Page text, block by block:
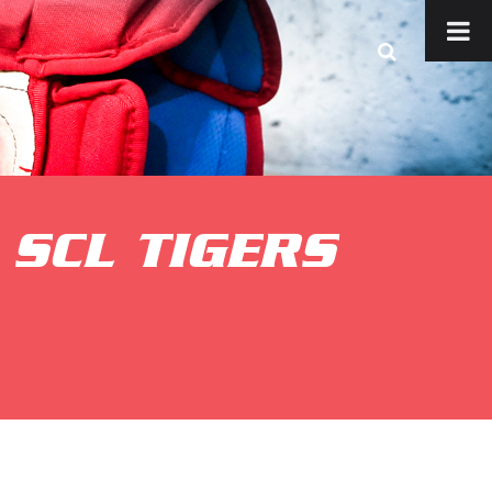
SCL TIGERS